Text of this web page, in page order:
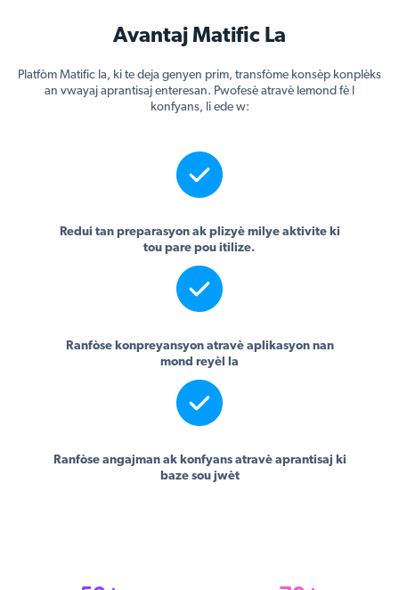
Avantaj Matific La
Platfòm Matific la, ki te deja genyen prim, transfòme konsèp konplèks
an vwayaj aprantisaj enteresan. Pwofesè atravè lemond fè l
konfyans, li ede w:
Redui tan preparasyon ak plizyè milye aktivite ki
tou pare pou itilize.
Ranfòse konpreyansyon atravè aplikasyon nan
mond reyèl la
Ranfòse angajman ak konfyans atravè aprantisaj ki
baze sou jwèt